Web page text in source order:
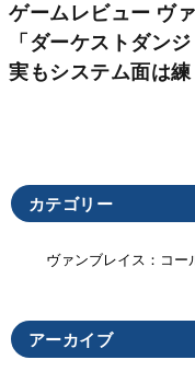
ゲームレビュー ヴ
「ダーケストダン
実もシステム面は練
カテゴリー
アーカイブ